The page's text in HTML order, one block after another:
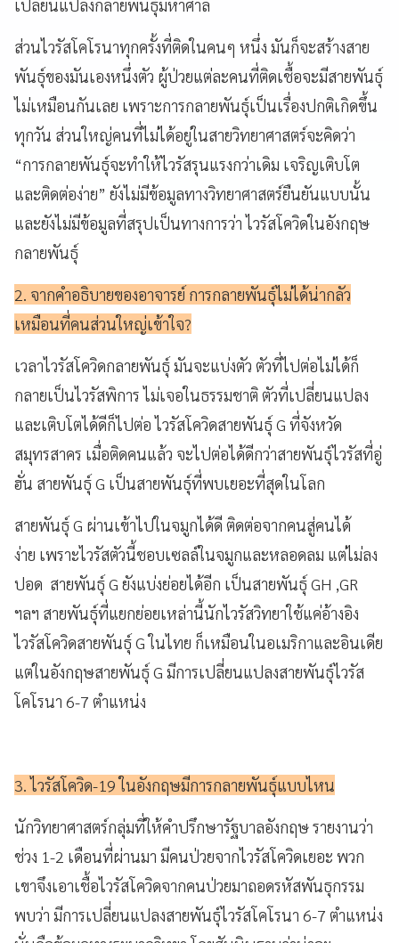
เปลี่ยนแปลงกลายพันธุ์มหาศาล
ส่วนไวรัสโคโรนาทุกครั้งที่ติดในคนๆ หนึ่ง มันก็จะสร้างสาย
พันธุ์ของมันเองหนึ่งตัว ผู้ป่วยแต่ละคนที่ติดเชื้อจะมีสายพันธุ์
ไม่เหมือนกันเลย เพราะการกลายพันธุ์เป็นเรื่องปกติเกิดขึ้น
ทุกวัน ส่วนใหญ่คนที่ไม่ได้อยู่ในสายวิทยาศาสตร์จะคิดว่า
“การกลายพันธุ์จะทำให้ไวรัสรุนแรงกว่าเดิม เจริญเติบโต
และติดต่อง่าย” ยังไม่มีข้อมูลทางวิทยาศาสตร์ยืนยันแบบนั้น
และยังไม่มีข้อมูลที่สรุปเป็นทางการว่า ไวรัสโควิดในอังกฤษ
กลายพันธุ์
2. จากคำอธิบายของอาจารย์ การกลายพันธุ์ไม่ได้น่ากลัว
เหมือนที่คนส่วนใหญ่เข้าใจ?
เวลาไวรัสโควิดกลายพันธุ์มันจะแบ่งตัว ตัวที่ไปต่อไม่ได้ก็
กลายเป็นไวรัสพิการ ไม่เจอในธรรมชาติ ตัวที่เปลี่ยนแปลง
และเติบโตได้ดีก็ไปต่อ ไวรัสโควิดสายพันธุ์ G ที่จังหวัด
สมุทรสาคร เมื่อติดคนแล้ว จะไปต่อได้ดีกว่าสายพันธุ์ไวรัสที่อู่
ฮั่น สายพันธุ์ G เป็นสายพันธุ์ที่พบเยอะที่สุดในโลก
สายพันธุ์ G ผ่านเข้าไปในจมูกได้ดี ติดต่อจากคนสู่คนได้
ง่าย เพราะไวรัสตัวนี้ชอบเซลล์ในจมูกและหลอดลม แต่ไม่ลง
ปอด สายพันธุ์ G ยังแบ่งย่อยได้อีก เป็นสายพันธุ์ GH ,GR
ฯลฯ สายพันธุ์ที่แยกย่อยเหล่านี้นักไวรัสวิทยาใช้แค่อ้างอิง
ไวรัสโควิดสายพันธุ์ G ในไทย ก็เหมือนในอเมริกาและอินเดีย
แต่ในอังกฤษสายพันธุ์ G มีการเปลี่ยนแปลงสายพันธุ์ไวรัส
โคโรนา 6-7 ตำแหน่ง
3. ไวรัสโควิด-19 ในอังกฤษมีการกลายพันธุ์แบบไหน
นักวิทยาศาสตร์กลุ่มที่ให้คำปรึกษารัฐบาลอังกฤษ รายงานว่า
ช่วง 1-2 เดือนที่ผ่านมา มีคนป่วยจากไวรัสโควิดเยอะ พวก
เขาจึงเอาเชื้อไวรัสโควิดจากคนป่วยมาถอดรหัสพันธุกรรม
พบว่า มีการเปลี่ยนแปลงสายพันธุ์ไวรัสโคโรนา 6-7 ตำแหน่ง